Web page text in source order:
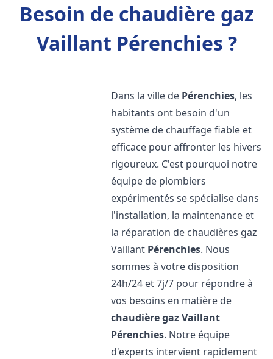
Besoin de chaudière gaz
Vaillant Pérenchies ?
Dans la ville de Pérenchies, les
habitants ont besoin d'un
système de chauffage fiable et
efficace pour affronter les hivers
rigoureux. C'est pourquoi notre
équipe de plombiers
expérimentés se spécialise dans
l'installation, la maintenance et
la réparation de chaudières gaz
Vaillant Pérenchies. Nous
sommes à votre disposition
24h/24 et 7j/7 pour répondre à
vos besoins en matière de
chaudière gaz Vaillant
Pérenchies. Notre équipe
d'experts intervient rapidement